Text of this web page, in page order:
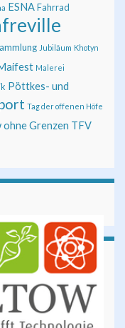
ESNAFahrrad
Jubiläum Khotyn
Malerei
Pöttkes- und
Tag der offenen Höfe
ohne Grenzen TFV